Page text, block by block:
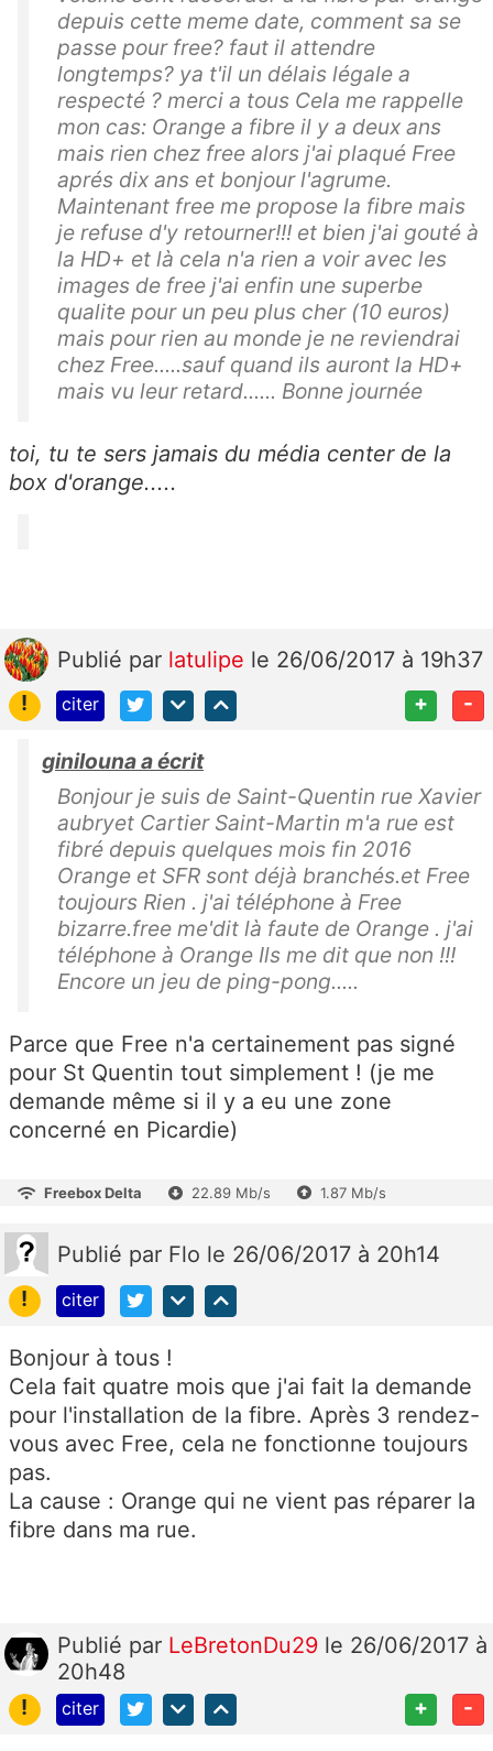
depuis cette meme date, comment sa se
passe pour free? faut il attendre
longtemps? ya t'il un délais légale a
respecté ? merci a tous Cela me rappelle
mon cas: Orange a fibre il y a deux ans
mais rien chez free alors j'ai plaqué Free
aprés dix ans et bonjour l'agrume.
Maintenant free me propose la fibre mais
je refuse d'y retourner!!! et bien j'ai gouté à
la HD+ et là cela n'a rien a voir avec les
images de free j'ai enfin une superbe
qualite pour un peu plus cher (10 euros)
mais pour rien au monde je ne reviendrai
chez Free.....sauf quand ils auront la HD+
mais vu leur retard...... Bonne journée
toi, tu te sers jamais du média center de la
box d'orange.....
Publié par latulipe le 26/06/2017 à 19h37
!
citer + -
ginilouna a écrit
Bonjour je suis de Saint-Quentin rue Xavier
aubryet Cartier Saint-Martin m'a rue est
fibré depuis quelques mois fin 2016
Orange et SFR sont déjà branchés.et Free
toujours Rien . j'ai téléphone à Free
bizarre.free me'dit là faute de Orange . j'ai
téléphone à Orange Ils me dit que non !!!
Encore un jeu de ping-pong.....
Parce que Free n'a certainement pas signé
pour St Quentin tout simplement ! (je me
demande même si il y a eu une zone
concerné en Picardie)
Freebox Delta 22.89 Mb/s 1.87 Mb/s
Publié par Flo le 26/06/2017 à 20h14
!
citer
Bonjour à tous !
Cela fait quatre mois que j'ai fait la demande
pour l'installation de la fibre. Après 3 rendez-
vous avec Free, cela ne fonctionne toujours
pas.
La cause : Orange qui ne vient pas réparer la
fibre dans ma rue.
Publié par LeBretonDu29 le 26/06/2017 à
20h48
!
citer + -